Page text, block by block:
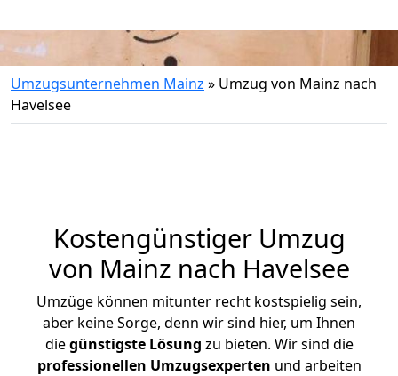
Umzugsunternehmen Mainz » Umzug von Mainz nach
Havelsee
Kostengünstiger Umzug
von Mainz nach Havelsee
Umzüge können mitunter recht kostspielig sein,
aber keine Sorge, denn wir sind hier, um Ihnen
diegünstigste Lösung zu bieten. Wir sind die
professionellen Umzugsexperten und arbeiten